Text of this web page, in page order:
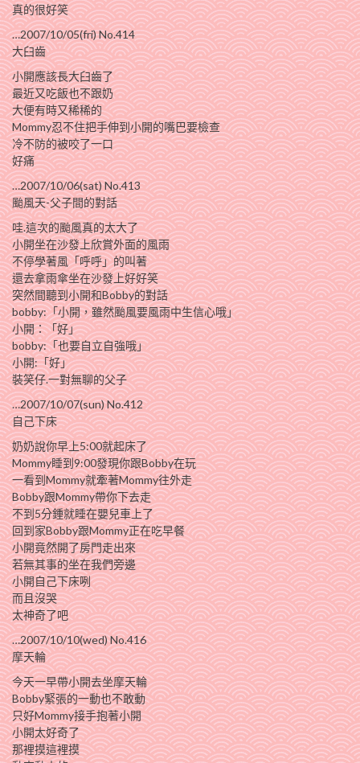
真的很好笑
…2007/10/05(fri) No.414
大臼齒
小開應該長大臼齒了
最近又吃飯也不跟奶
大便有時又稀稀的
Mommy忍不住把手伸到小開的嘴巴要檢查
冷不防的被咬了一口
好痛
…2007/10/06(sat) No.413
颱風天-父子間的對話
哇.這次的颱風真的太大了
小開坐在沙發上欣賞外面的風雨
不停學著風「呼呼」的叫著
還去拿雨傘坐在沙發上好好笑
突然間聽到小開和Bobby的對話
bobby:「小開，雖然颱風要風雨中生信心哦」
小開：「好」
bobby:「也要自立自強哦」
小開:「好」
裝笑仔.一對無聊的父子
…2007/10/07(sun) No.412
自己下床
奶奶說你早上5:00就起床了
Mommy睡到9:00發現你跟Bobby在玩
一看到Mommy就牽著Mommy往外走
Bobby跟Mommy帶你下去走
不到5分鍾就睡在嬰兒車上了
回到家Bobby跟Mommy正在吃早餐
小開竟然開了房門走出來
若無其事的坐在我們旁邊
小開自己下床咧
而且沒哭
太神奇了吧
…2007/10/10(wed) No.416
摩天輪
今天一早帶小開去坐摩天輪
Bobby緊張的一動也不敢動
只好Mommy接手抱著小開
小開太好奇了
那裡摸這裡摸